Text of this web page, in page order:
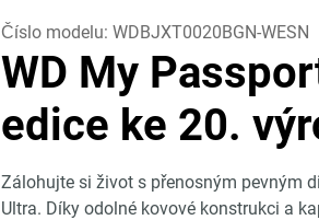
Číslo modelu:WDBJXT0020BGN-WESN
WD My
edice ke 20.
Zálohujte si život s přenosným pevným
Ultra. Díky odolné kovové konstrukci a